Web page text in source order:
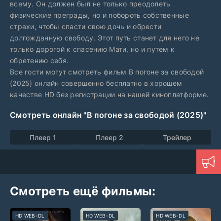
всему. Он должен был не только преодолеть
физические преграды, но и побороть собственные
страхи, чтобы спасти свою дочь и обрести
долгожданную свободу. Этот путь станет для него не
только дорогой к спасению Мати, но и путем к
обретению себя.
Все гости могут смотреть фильм В погоне за свободой
(2025) онлайн совершенно бесплатно в хорошем
качестве HD без регистрации на нашей киноплатформе.
Смотреть онлайн "В погоне за свободой (2025)"
Плеер 1 Плеер 2 Трейлер
Смотреть ещё фильмы:
HD WEB-DL HD WEB-DL HD WEB-DL